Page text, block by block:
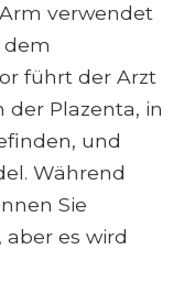
verwendet
dem
führt der Arzt
der Plazenta, in
und
Während
Sie
es wird